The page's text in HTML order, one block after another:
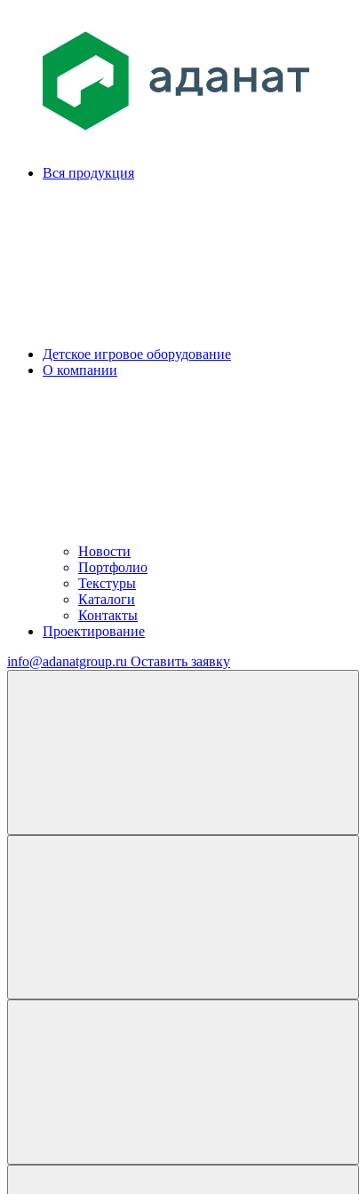
Вся продукция
Детское игровое оборудование
О компании
Новости
Портфолио
Текстуры
Каталоги
Контакты
Проектирование
info@adanatgroup.ru Оставить заявку